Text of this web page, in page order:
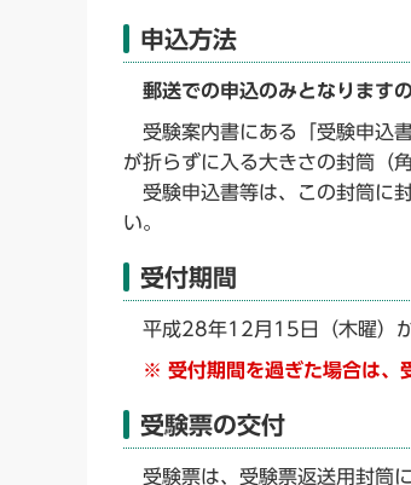
申込方法
郵送での申込のみとなります
受験案内書にある「受験申込
が折らずに入る大きさの封筒（
受験申込書等は、この封筒に封
い。
受付期間
平成28年12月15日（木曜）か
※ 受付期間を過ぎた場合は、
受験票の交付
受験票は、受験票返送用封筒